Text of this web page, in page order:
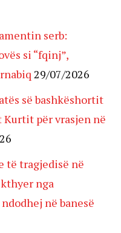
serb:
si “fqinj”,
29/07/2026
së bashkëshortit
për vrasjen në
të tragjedisë në
nga
në banesë